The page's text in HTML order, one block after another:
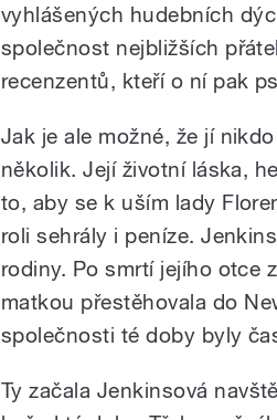
vyhlášených hudebních
společnost nejbližších
recenzentů, kteří o ní pak
Jak je ale možné, že jí
několik. Její životní láska,
to, aby se k uším lady
roli sehrály i peníze.
rodiny. Po smrtí jejího otce
matkou přestěhovala do
společnosti té doby byly
Ty začala Jenkinsová